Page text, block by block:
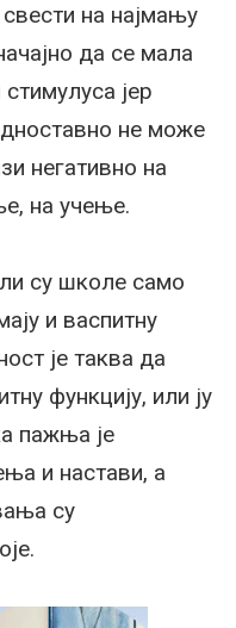
на најмању
да се мала
јер
не може
негативно на
на учење.
су школе само
и васпитну
је таква да
функцију, или ју
пажња је
и настави, а
су